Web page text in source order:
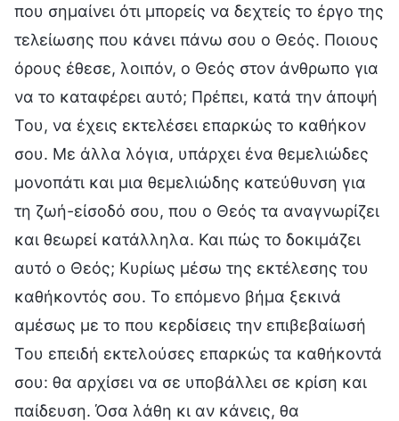
που σημαίνει ότι μπορείς να δεχτείς το έργο της
τελείωσης που κάνει πάνω σου ο Θεός. Ποιους
όρους έθεσε, λοιπόν, ο Θεός στον άνθρωπο για
να το καταφέρει αυτό; Πρέπει, κατά την άποψή
Του, να έχεις εκτελέσει επαρκώς το καθήκον
σου. Με άλλα λόγια, υπάρχει ένα θεμελιώδες
μονοπάτι και μια θεμελιώδης κατεύθυνση για
τη ζωή-είσοδό σου, που ο Θεός τα αναγνωρίζει
και θεωρεί κατάλληλα. Και πώς το δοκιμάζει
αυτό ο Θεός; Κυρίως μέσω της εκτέλεσης του
καθήκοντός σου. Το επόμενο βήμα ξεκινά
αμέσως με το που κερδίσεις την επιβεβαίωσή
Του επειδή εκτελούσες επαρκώς τα καθήκοντά
σου: θα αρχίσει να σε υποβάλλει σε κρίση και
παίδευση. Όσα λάθη κι αν κάνεις, θα